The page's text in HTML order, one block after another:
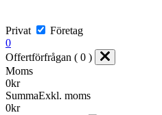
Privat
Företag
0
Offertförfrågan ( 0 )
Moms
0kr
SummaExkl. moms
0kr